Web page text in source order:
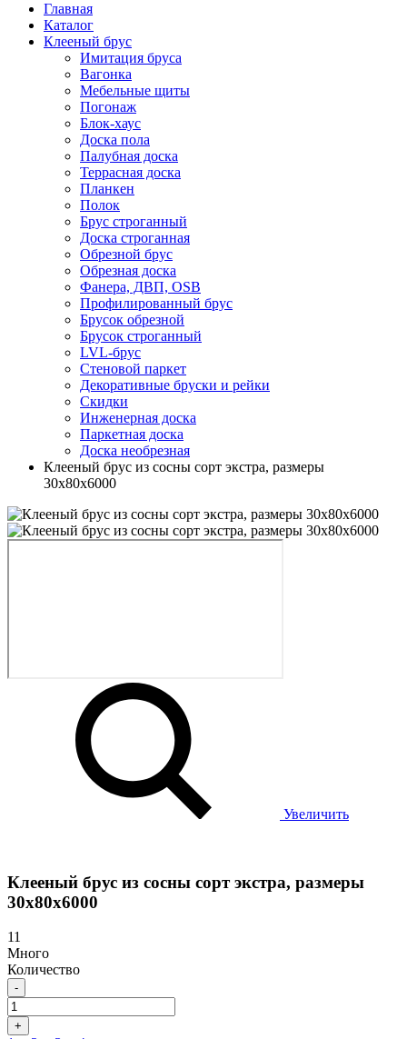
Главная
Каталог
Клееный брус
Имитация бруса
Вагонка
Мебельные щиты
Погонаж
Блок-хаус
Доска пола
Палубная доска
Террасная доска
Планкен
Полок
Брус строганный
Доска строганная
Обрезной брус
Обрезная доска
Фанера, ДВП, OSB
Профилированный брус
Брусок обрезной
Брусок строганный
LVL-брус
Стеновой паркет
Декоративные бруски и рейки
Скидки
Инженерная доска
Паркетная доска
Доска необрезная
Клееный брус из сосны сорт экстра, размеры
30х80х6000
Увеличить
Клееный брус из сосны сорт экстра, размеры
30х80х6000
11
Много
Количество
-
+